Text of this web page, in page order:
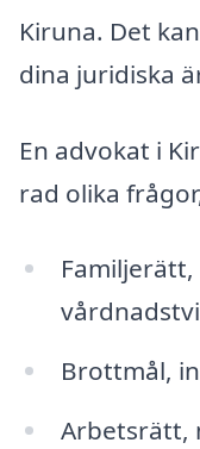
Kiruna. Det
dina juridiska
En advokat i
rad olika
Familjerätt,
Brottmål,
Arbetsrätt,